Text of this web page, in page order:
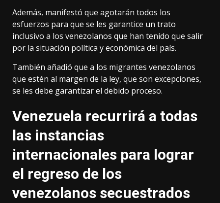
Además, manifestó que agotarán todos los
esfuerzos para que se les garantice un trato
inclusivo a los venezolanos que han tenido que salir
por la situación política y económica del país.
También añadió que a los migrantes venezolanos
que estén al margen de la ley, que son excepciones,
se les debe garantizar el debido proceso.
Venezuela recurrirá a todas
las instancias
internacionales para lograr
el regreso de los
venezolanos secuestrados